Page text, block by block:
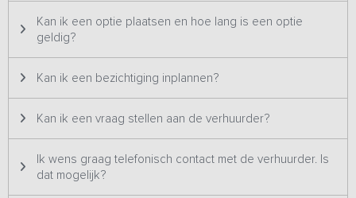
Buiten
van de groep kunt zitten en een picknickgebied voor
gezamenlijke momenten in de buitenlucht.Ook zijn er
ligstoelen aanwezig om van de zon te genieten.
Kan ik een optie plaatsen en hoe lang is een optie
geldig?
Kan ik een bezichtiging inplannen?
Kan ik een vraag stellen aan de verhuurder?
Ik wens graag telefonisch contact met de verhuurder. Is
dat mogelijk?